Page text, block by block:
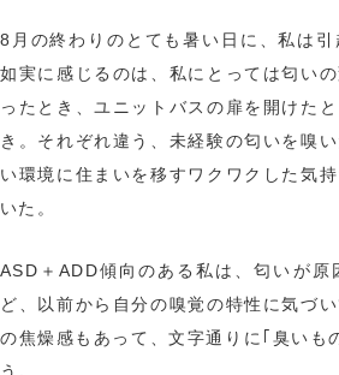
8月の終わりのとても暑い日に、私は
如実に感じるのは、私にとっては匂い
ったとき、ユニットバスの扉を開けた
き。それぞれ違う、未経験の匂いを嗅
い環境に住まいを移すワクワクした気
いた。
ASD＋ADD傾向のある私は、匂いが
ど、以前から自分の嗅覚の特性に気づ
の焦燥感もあって、文字通りに｢臭いも
う。